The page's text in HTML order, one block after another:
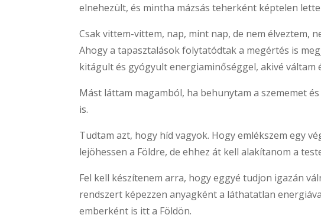
elnehezült, és mintha mázsás teherként képtelen
Csak vittem-vittem, nap, mint nap, de nem élveztem,
Ahogy a tapasztalások folytatódtak a megértés is
kitágult és gyógyult energiaminőséggel, akivé váltam
Mást láttam magamból, ha behunytam a szememet
is.
Tudtam azt, hogy híd vagyok. Hogy emlékszem egy
lejöhessen a Földre, de ehhez át kell alakítanom a
Fel kell készítenem arra, hogy eggyé tudjon igazán
rendszert képezzen anyagként a láthatatlan
emberként is itt a Földön.